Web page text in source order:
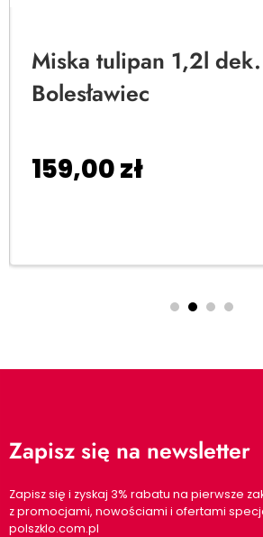
Miska tulipan 1,2l
Bolesławiec
159,00zł
Zapisz się na newsletter
Zapisz się i zyskaj 3% rabatu na pierwsze
z promocjami, nowościami i ofertami
polszklo.com.pl